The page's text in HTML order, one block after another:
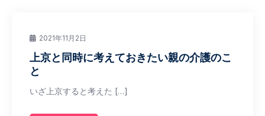
2021年11月2日
上京と同時に考えておきたい親の介護のこ
と
いざ上京すると考えた […]